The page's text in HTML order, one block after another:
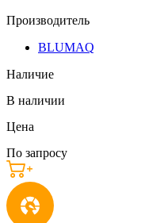
Производитель
BLUMAQ
Наличие
В наличии
Цена
По запросу